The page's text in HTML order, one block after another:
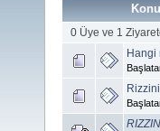
Konu
0 Üye ve 1
Hangi